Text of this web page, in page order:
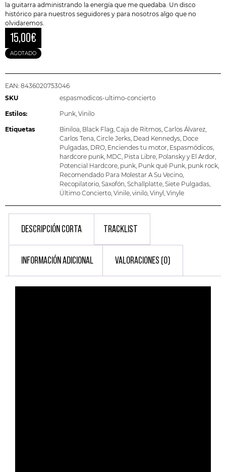
la guitarra administrando la energía que me quedaba. Un disco
histórico para nuestros seguidores y para nosotros algo que no
olvidaremos.
15,00€
AGOTADO
EAN: 8436020753046
SKU
espasmodicos-ultimo-concierto
Estilos: Punk, Vinilo
Etiquetas Biniloa, Black Flag, Caja de Ritmos, Carlos Álvarez,
Carlos Tena, Circle Jerks, Dead Kennedys, Doce
Pulgadas, DRO, Enciendes tu motor, Espasmódicos,
hardcore punk, MDC, Pista Libre, Polansky y El Ardor,
Potencial Hardcore, punk, Punk qué Punk, punk rock,
Recomendado Para Molestar A Su Vecino,
Recopilatorio, Saxofón, Schallplatte, Siete Pulgadas,
Último Concierto, Vinile, vinilo, Vinyl, Vinyle
DESCRIPCIÓN CORTA TRACKLIST
INFORMACIÓN ADICIONAL VALORACIONES (0)